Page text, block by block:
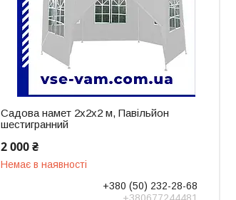
Садова намет 2х2х2 м, Павільйон
шестигранний
2 000 ₴
Немає в наявності
+380 (50) 232-28-68
+380677244481